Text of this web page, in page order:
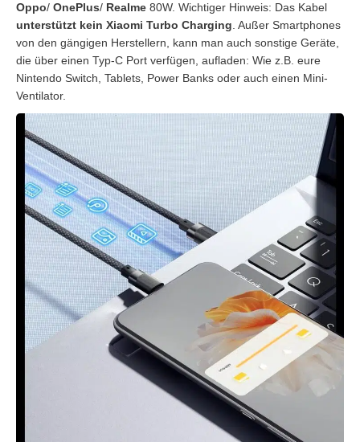
Oppo/ OnePlus/ Realme 80W. Wichtiger Hinweis: Das Kabel
unterstützt kein Xiaomi Turbo Charging. Außer Smartphones
von den gängigen Herstellern, kann man auch sonstige Geräte,
die über einen Typ-C Port verfügen, aufladen: Wie z.B. eure
Nintendo Switch, Tablets, Power Banks oder auch einen Mini-
Ventilator.